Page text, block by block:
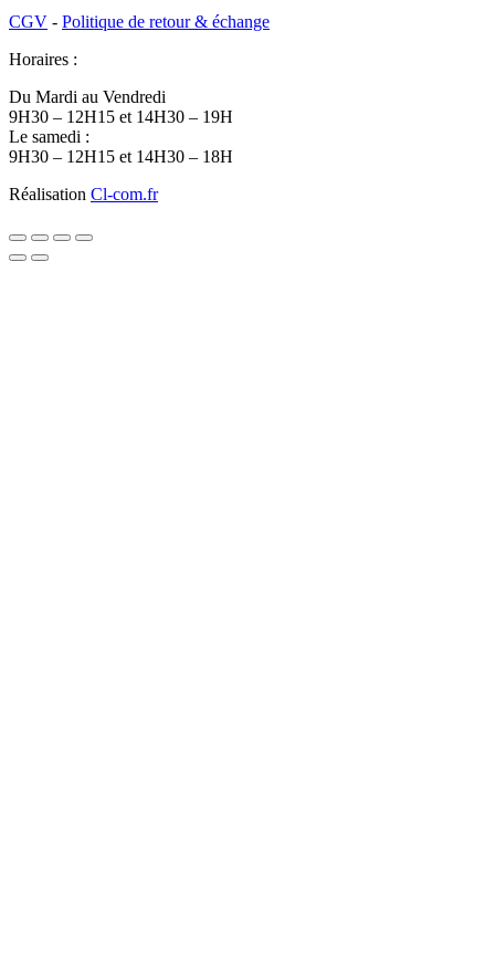
CGV - Politique de retour & échange
Horaires :
Du Mardi au Vendredi
9H30 – 12H15 et 14H30 – 19H
Le samedi :
9H30 – 12H15 et 14H30 – 18H
Réalisation Cl-com.fr